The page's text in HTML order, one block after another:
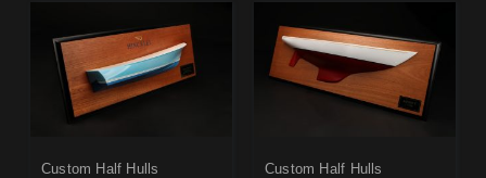
Custom Half Hulls Custom Half Hulls